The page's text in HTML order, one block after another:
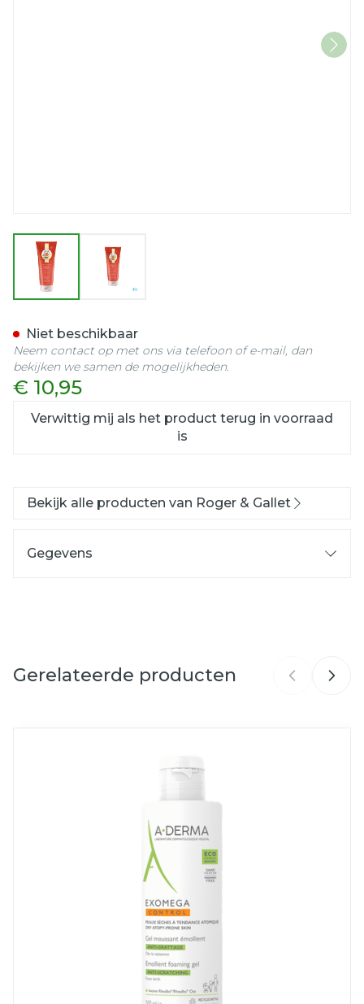
View larger imageView larger image
€ 10,95
Verwittig mij als het product terug in voorraad
is
Niet beschikbaar
Neem contact op met ons via telefoon of e-mail, dan
bekijken we samen de mogelijkheden.
Bekijk alle producten van Roger & Gallet
Gegevens
Merken Roger & Gallet
Kamertemperatuur (15°C -
Gerelateerde producten